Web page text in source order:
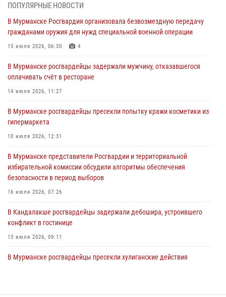
03 августа 2026, 12:23 4
Сотрудники вневедомственной охраны Росгвардии пресекли
хулиганские действия дебошира на автозаправочной станции
города Кандалакши
Сотрудники Росгвардии провели инструктаж по
антитеррористической защищенности для членов избирательных
31 июля 2026, 08:48 3
Сотрудники Росгвардии задержали мужчину, не оплатившего счет в
30 июля 2026, 14:09
В Управлении Росгвардии по Мурманской области прошло пожарно-
тактическое занятие совместно с МЧС России
ПОПУЛЯРНЫЕ НОВОСТИ
В Мурманске Росгвардия организовала безвозмездную передачу
гражданами оружия для нужд специальной военной операции
15 июля 2026, 06:30 4
В Мурманске росгвардейцы задержали мужчину, отказавшегося
оплачивать счёт в ресторане
14 июля 2026, 11:27
В Мурманске росгвардейцы пресекли попытку кражи косметики из
гипермаркета
10 июля 2026, 12:31
В Мурманске представители Росгвардии и территориальной
избирательной комиссии обсудили алгоритмы обеспечения
безопасности в период выборов
16 июля 2026, 07:26
В Кандалакше росгвардейцы задержали дебошира, устроившего
конфликт в гостинице
13 июля 2026, 09:11
В Мурманске росгвардейцы пресекли хулиганские действия